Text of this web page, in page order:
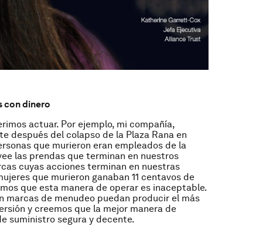
con dinero
actuar. Por ejemplo, mi compañía,
después del colapso de la Plaza Rana en
que murieron eran empleados de la
las prendas que terminan en nuestros
cuyas acciones terminan en nuestras
que murieron ganaban 11 centavos de
que esta manera de operar es inaceptable.
marcas de menudeo puedan producir el más
y creemos que la mejor manera de
suministro segura y decente.